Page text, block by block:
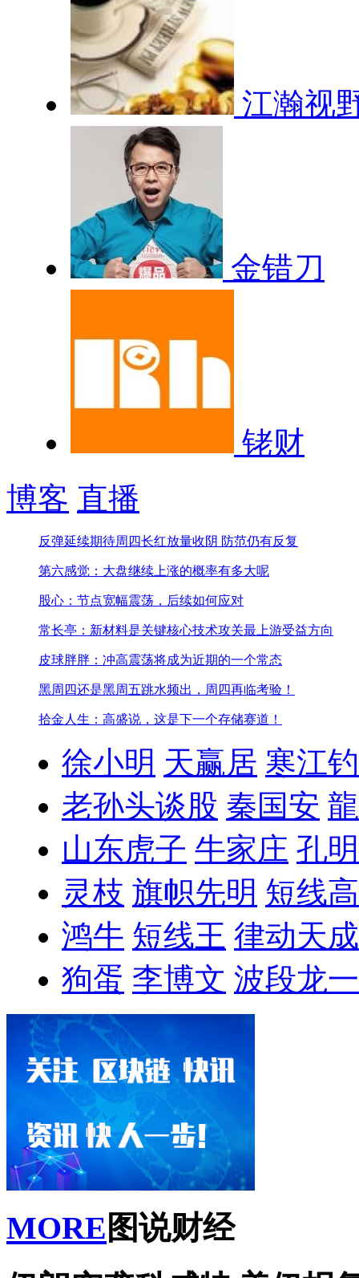
江瀚视
金错刀
铑财
博客 直播
反弹延续期待周四长红放量收阴 防范仍有反复
第六感觉：大盘继续上涨的概率有多大呢
股心：节点宽幅震荡，后续如何应对
常长亭：新材料是关键核心技术攻关最上游受益方向
皮球胖胖：冲高震荡将成为近期的一个常态
黑周四还是黑周五跳水频出，周四再临考验！
拾金人生：高盛说，这是下一个存储赛道！
徐小明 天赢居 寒江
老孙头谈股 秦国安
山东虎子 牛家庄 孔
灵枝 旗帜先明 短线
鸿牛 短线王 律动天成
狗蛋 李博文 波段龙一
MORE 图说财经